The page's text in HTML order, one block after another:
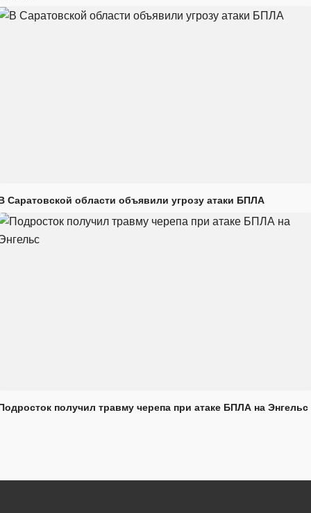
Саратовской области объявили угрозу атаки БПЛА
получил травму черепа при атаке БПЛА на Энгельс